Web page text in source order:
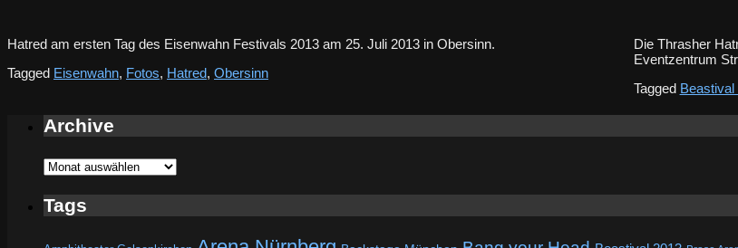
Hatred am ersten Tag des Eisenwahn Festivals 2013 am 25. Juli 2013 in Obersinn.
Tagged Eisenwahn, Fotos, Hatred, Obersinn
Die Thrasher
Eventzentrum
Tagged Beastival
Archive
Archive
Tags